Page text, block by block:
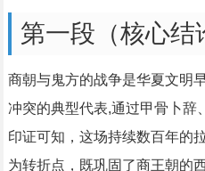
第一段（核心结
商朝与鬼方的战争是华夏文明
冲突的典型代表,通过甲骨卜辞
印证可知，这场持续数百年的
为转折点，既巩固了商王朝的